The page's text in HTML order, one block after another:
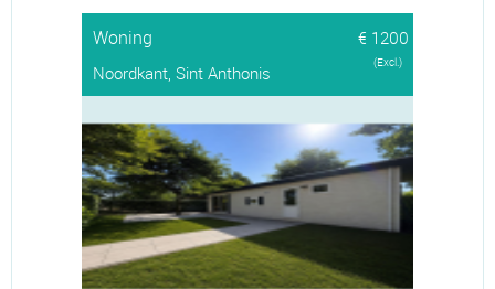
Woning
€ 1200
Noordkant, Sint Anthonis
(Excl.)